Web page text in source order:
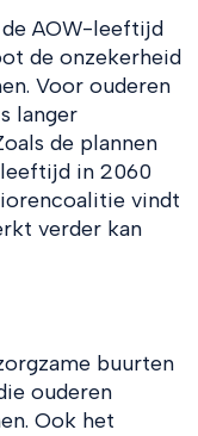
AOW-leeftijd
de onzekerheid
Voor ouderen
langer
de plannen
in 2060
vindt
verder kan
buurten
ouderen
Ook het